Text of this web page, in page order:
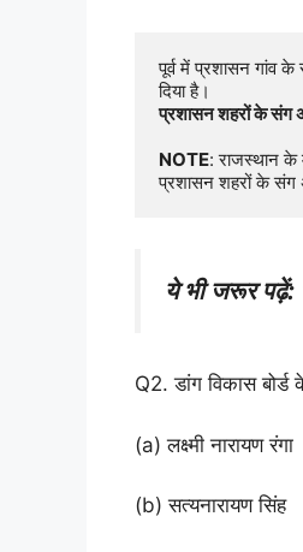
पूर्व में प्रशासन गांव
प्रशासन शहरों के संग
NOTE: राजस्थान के
प्रशासन शहरों के संग
ये भी जरूर पढ़ें:
Q2. डांग विकास बोर्ड
(a) लक्ष्मी नारायण रंगा
(b) सत्यनारायण सिंह